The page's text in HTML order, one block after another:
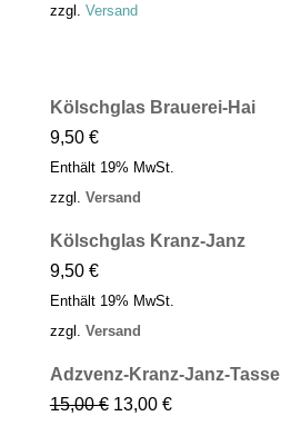
zzgl. Versand
Kölschglas Brauerei-Hai
9,50 €
Enthält 19% MwSt.
zzgl. Versand
Kölschglas Kranz-Janz
9,50 €
Enthält 19% MwSt.
zzgl. Versand
Adzvenz-Kranz-Janz-Tasse
15,00€ 13,00 €